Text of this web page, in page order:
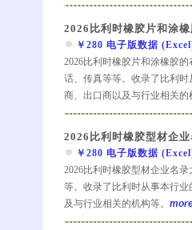
2026比利时橡胶片和涂
￥280 电子版数据
2026比利时橡胶片和涂橡胶
话、传真等等。收录了比利
商、出口商以及与行业相关的
2026比利时橡胶型材企
￥280 电子版数据
2026比利时橡胶型材企业名
等。收录了比利时从事本行
及与行业相关的机构等。